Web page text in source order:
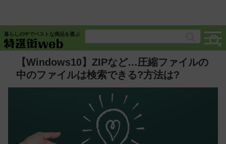
暮らしの中でベストな商品を選ぶ
【Windows10】ZIPなど…圧縮ファイルの
中のファイルは検索できる?方法は?